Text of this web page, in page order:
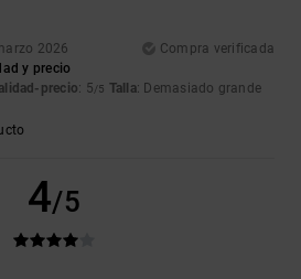
2026
Compra verificada
y precio
precio: 5/5 Talla: Demasiado grande
4/5